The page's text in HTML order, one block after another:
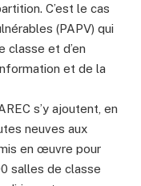
C’est le cas
(PAPV) qui
classe et d’en
et de la
s’y ajoutent, en
neuves aux
en œuvre pour
salles de classe